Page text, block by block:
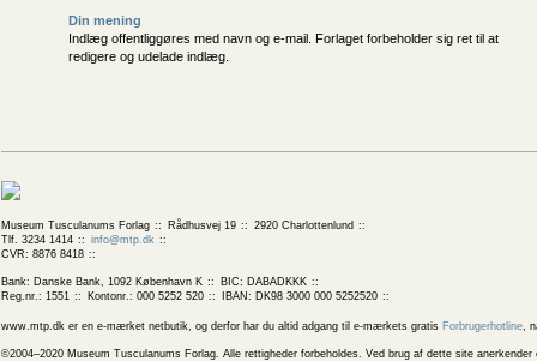
Din mening
Indlæg offentliggøres med navn og e-mail. Forlaget forbeholder sig ret til at
redigere og udelade indlæg.
Museum Tusculanums Forlag Rådhusvej 19
2920 Charlottenlund
Tlf. 3234 1414
info@mtp.dk
CVR: 8876 8418
Bank: Danske Bank, 1092 København K
BIC: DABADKKK
Reg.nr.: 1551
Kontonr.: 000 5252 520 IBAN: DK98 3000 000 5252520
www.mtp.dk er en e-mærket netbutik, og derfor har du altid adgang til e-mærkets gratis Forbrugerhotline,
©2004–2020 Museum Tusculanums Forlag. Alle rettigheder forbeholdes. Ved brug af dette site